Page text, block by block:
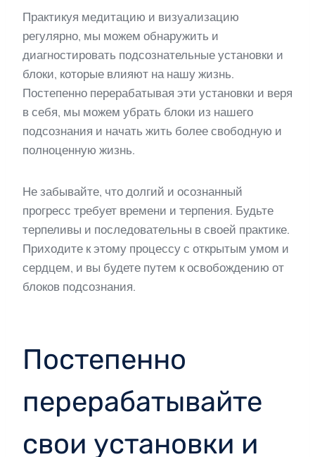
Практикуя медитацию и визуализацию
регулярно, мы можем обнаружить и
диагностировать подсознательные установки и
блоки, которые влияют на нашу жизнь.
Постепенно перерабатывая эти установки и веря
в себя, мы можем убрать блоки из нашего
подсознания и начать жить более свободную и
полноценную жизнь.
Не забывайте, что долгий и осознанный
прогресс требует времени и терпения. Будьте
терпеливы и последовательны в своей практике.
Приходите к этому процессу с открытым умом и
сердцем, и вы будете путем к освобождению от
блоков подсознания.
Постепенно
перерабатывайте
свои установки и